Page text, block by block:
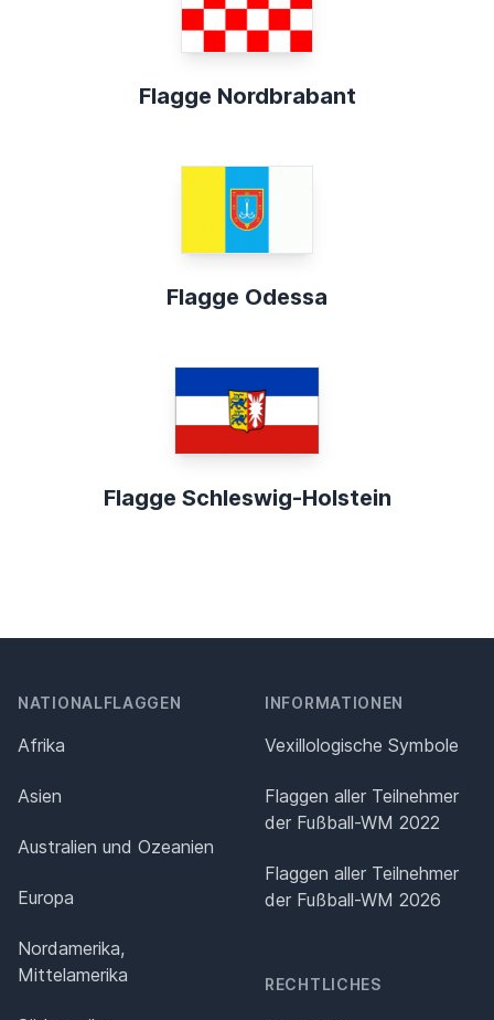
Flagge Nordbrabant
Flagge Odessa
Flagge Schleswig-Holstein
NATIONALFLAGGEN
Afrika
Asien
Australien und Ozeanien
Europa
Nordamerika,
Mittelamerika
INFORMATIONEN
Vexillologische Symbole
Flaggen aller Teilnehmer
der Fußball-WM 2022
Flaggen aller Teilnehmer
der Fußball-WM 2026
RECHTLICHES